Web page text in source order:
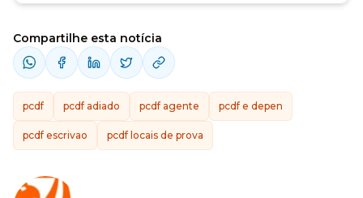
Compartilhe esta notícia
pcdf pcdf adiado pcdf agente pcdf e depen
pcdf escrivao pcdf locais de prova